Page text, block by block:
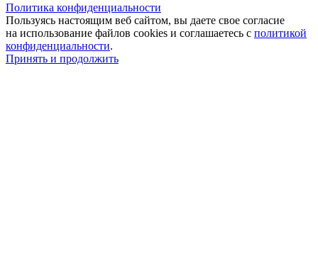
Политика конфиденциальности
Пользуясь настоящим веб сайтом, вы даете свое согласие
на использование файлов cookies и соглашаетесь с политикой
конфиденциальности.
Принять и продолжить